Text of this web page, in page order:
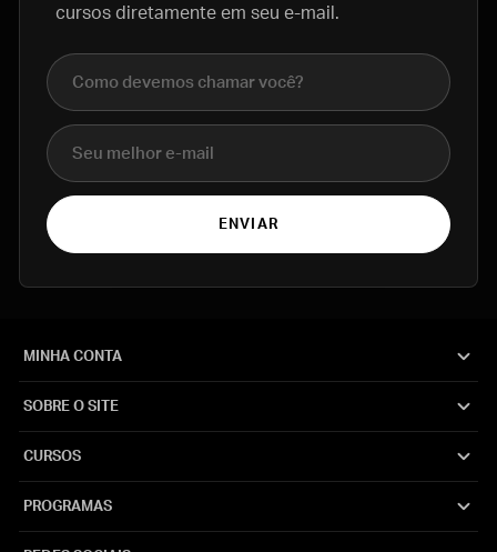
cursos diretamente em seu e-mail.
Nome completo
E-mail
ENVIAR
MINHA CONTA
SOBRE O SITE
CURSOS
PROGRAMAS